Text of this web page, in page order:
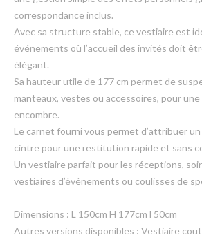
correspondance inclus.
Avec sa structure stable, ce vestiaire est
événements où l’accueil des invités doit
élégant.
Sa hauteur utile de 177 cm permet de
manteaux, vestes ou accessoires, pour
encombre.
Le carnet fourni vous permet d’attribuer
cintre pour une restitution rapide et sans
Un vestiaire parfait pour les réceptions,
vestiaires d’événements ou coulisses de
Dimensions : L 150cm H 177cm l 50cm
Autres versions disponibles : Vestiaire